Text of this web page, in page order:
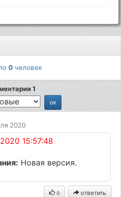
0 человек
1
2020
15:57:48
Новая версия.
0 ответить